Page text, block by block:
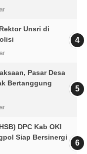
Unsri di
Pasar Desa
Bertanggung
DPC Kab OKI
Siap Bersinergi